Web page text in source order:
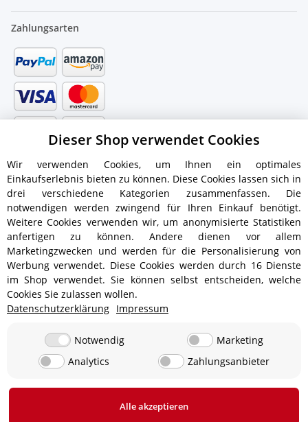
Zahlungsarten
Versandinformationen
ab 5,90 € - Ab 300 € Bestellwert
ab 9,90 € - Ab 350 € Bestellwert
Versandkostenfrei!
19,90 €
0 € bei Abholung in 24850 Lürschau, Deutschland
Dieser Shop verwendet Cookies
Wir verwenden Cookies, um Ihnen ein optimales
Einkaufserlebnis bieten zu können. Diese Cookies lassen sich in
drei verschiedene Kategorien zusammenfassen. Die
notwendigen werden zwingend für Ihren Einkauf benötigt.
Weitere Cookies verwenden wir, um anonymisierte Statistiken
anfertigen zu können. Andere dienen vor allem
Marketingzwecken und werden für die Personalisierung von
Werbung verwendet. Diese Cookies werden durch 16 Dienste
im Shop verwendet. Sie können selbst entscheiden, welche
Cookies Sie zulassen wollen.
Datenschutzerklärung Impressum
Notwendig
Marketing
Analytics
Zahlungsanbieter
Alle akzeptieren